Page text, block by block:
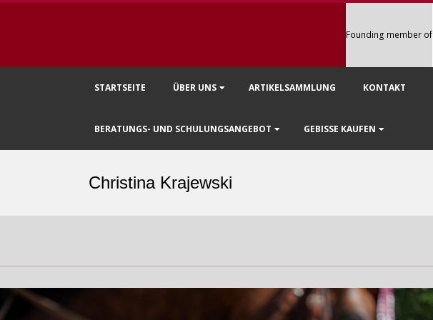
Founding member of
STARTSEITE ÜBER UNS ARTIKELSAMMLUNG KONTAKT
BERATUNGS- UND SCHULUNGSANGEBOT GEBISSE KAUFEN
Christina Krajewski